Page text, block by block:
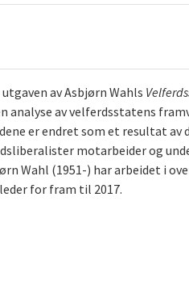
av Asbjørn Wahls
av velferdsstatens
er endret som et resultat av
motarbeider og
Wahl (1951-) har arbeidet i
for fram til 2017.